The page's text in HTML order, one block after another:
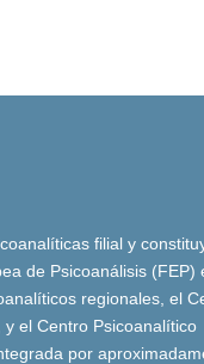
filial y
de Psicoanálisis (FEP)
regionales, el
el Centro Psicoanalítico
por